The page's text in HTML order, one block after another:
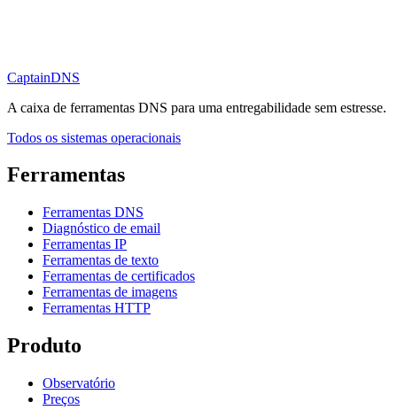
CaptainDNS
A caixa de ferramentas DNS para uma entregabilidade sem estresse.
Todos os sistemas operacionais
Ferramentas
Ferramentas DNS
Diagnóstico de email
Ferramentas IP
Ferramentas de texto
Ferramentas de certificados
Ferramentas de imagens
Ferramentas HTTP
Produto
Observatório
Preços